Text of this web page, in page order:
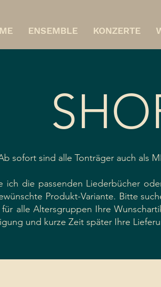
ENSEMBLE KONZERTE
sofort sind alle Tonträger auch als
ich die passenden Liederbücher
Produkt-Variante. Bitte
alle Altersgruppen Ihre
und kurze Zeit später Ihre